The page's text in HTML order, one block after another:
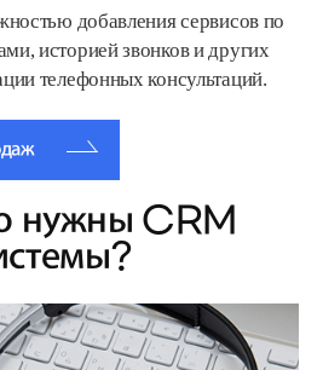
добавления сервисов по
историей звонков и других
телефонных консультаций.
нужны CRM